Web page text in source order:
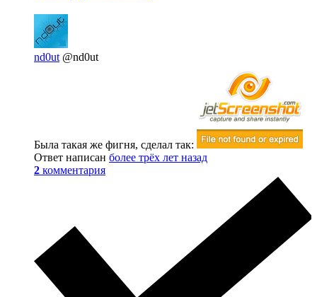
nd0ut @nd0ut
Была такая же фигня, сделал так:
Ответ написан более трёх лет назад
2 комментария